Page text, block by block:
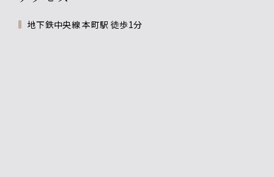
地下鉄中央線 本町駅 徒歩1分